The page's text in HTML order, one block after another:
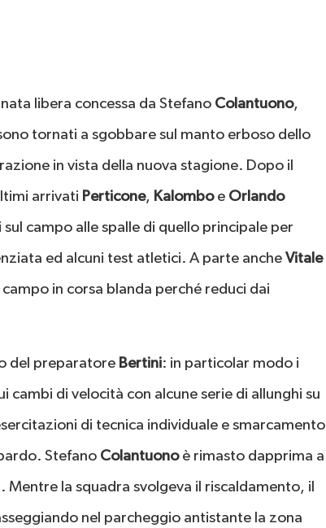
libera concessa da Stefano Colantuono,
tornati a sgobbare sul manto erboso dello
in vista della nuova stagione. Dopo il
arrivati Perticone, Kalomboe Orlando
campo alle spalle di quello principale per
ed alcuni test atletici. A parte anche Vitale
in corsa blanda perché reduci dai
del preparatore Bertini: in particolar modo i
cambi di velocità con alcune serie di allunghi su
di tecnica individuale e smarcamento
Stefano Colantuonoè rimasto dapprima a
la squadra svolgeva il riscaldamento, il
nel parcheggio antistante la zona